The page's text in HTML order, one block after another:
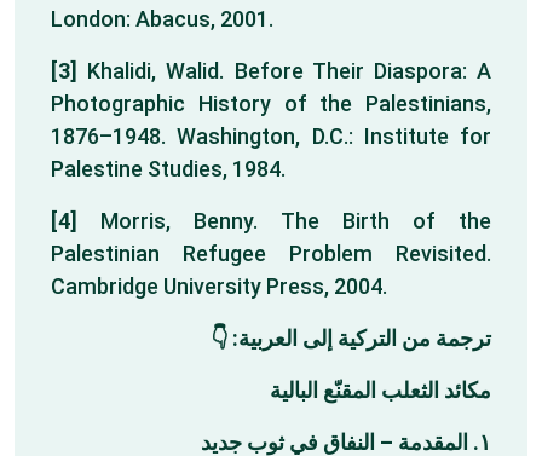
London: Abacus, 2001.
[3]
Khalidi, Walid. Before Their Diaspora: A
Photographic History of the Palestinians,
1876–1948. Washington, D.C.: Institute for
Palestine Studies, 1984.
[4]
Morris, Benny. The Birth of the
Palestinian Refugee Problem Revisited.
Cambridge University Press, 2004.
ترجمة من التركية إلى العربية: 👇
مكائد الثعلب المقنّع البالية
١. المقدمة – النفاق في ثوب جديد